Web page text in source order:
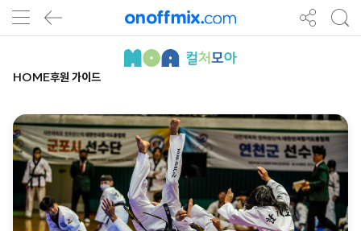
HOME후원 가이드